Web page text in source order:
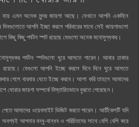
যায় এমন অনেক সুন্দর জায়গা আছে। যেখানে আপনি একদিনে
আপনি ইচ্ছা করলে পরিবারের সাথে সেই জায়গাগুলো
কিছু কিছু পর্যটন স্পট রয়েছে যেগুলো অনেক মনোমুগ্ধকর।
পর্যটন স্পটগুলো ঘুরে আসতে পারেন। আবার ঢাকার
রয়েছে। যেগুলো আপনি ইচ্ছে করলে দিনে দিনে ঘুরে আসতে
গেলে বারবার যেতে ইচ্ছে করবে। আশা করি তাহলে আমাদের
ঘোরার জায়গা সম্পর্কে বিস্তারিতভাবে বুঝতে পেরেছেন।
আমাদের ওয়েবসাইট ভিজিট করতে পারেন। আর্টিকেলটি যদি
আপনার বন্ধু-বান্ধব ও পরিচিতদের সাথে বেশি বেশি করে